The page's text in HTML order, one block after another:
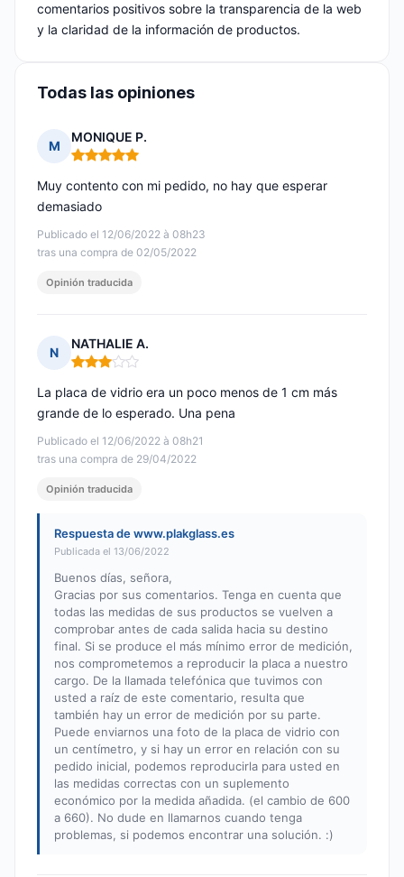
comentarios positivos sobre la transparencia de la web
y la claridad de la información de productos.
Todas las opiniones
M
MONIQUE P.
Nota: 5 de 5
Publicado el 12/06/2022 à 08h23
tras una compra de 02/05/2022
Muy contento con mi pedido, no hay que esperar
demasiado
Opinión traducida
N
NATHALIE A.
Nota: 3 de 5
Publicado el 12/06/2022 à 08h21
tras una compra de 29/04/2022
La placa de vidrio era un poco menos de 1 cm más
grande de lo esperado. Una pena
Opinión traducida
Respuesta de www.plakglass.es
Publicada el 13/06/2022
Buenos días, señora,
Gracias por sus comentarios. Tenga en cuenta que
todas las medidas de sus productos se vuelven a
comprobar antes de cada salida hacia su destino
final. Si se produce el más mínimo error de medición,
nos comprometemos a reproducir la placa a nuestro
cargo. De la llamada telefónica que tuvimos con
usted a raíz de este comentario, resulta que
también hay un error de medición por su parte.
Puede enviarnos una foto de la placa de vidrio con
un centímetro, y si hay un error en relación con su
pedido inicial, podemos reproducirla para usted en
las medidas correctas con un suplemento
económico por la medida añadida. (el cambio de 600
a 660). No dude en llamarnos cuando tenga
problemas, si podemos encontrar una solución. :)